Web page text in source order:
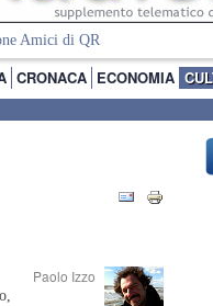
Amici di QR
CRONACA ECONOMIA
Paolo Izzo